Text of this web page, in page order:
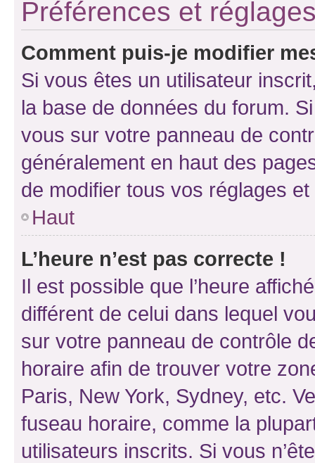
Préférences et
Comment puis-je modifier
Si vous êtes un utilisateur
la base de données du forum.
vous sur votre panneau de
généralement en haut des
de modifier tous vos réglages
Haut
L’heure n’est pas correcte !
Il est possible que l’heure
différent de celui dans lequel
sur votre panneau de contrôle
horaire afin de trouver votre
Paris, New York, Sydney, etc.
fuseau horaire, comme la
utilisateurs inscrits. Si vous